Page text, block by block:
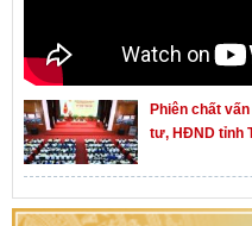
Phiên chất
tư, HĐND tỉnh
Khai mạc kỳ